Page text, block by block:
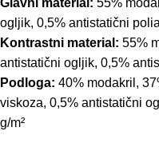
ogljik, 0,5% antistatični
Kontrastni material: 55%
antistatični ogljik, 0,5%
Podloga: 40% modakril,
viskoza, 0,5% antistatični
g/m²